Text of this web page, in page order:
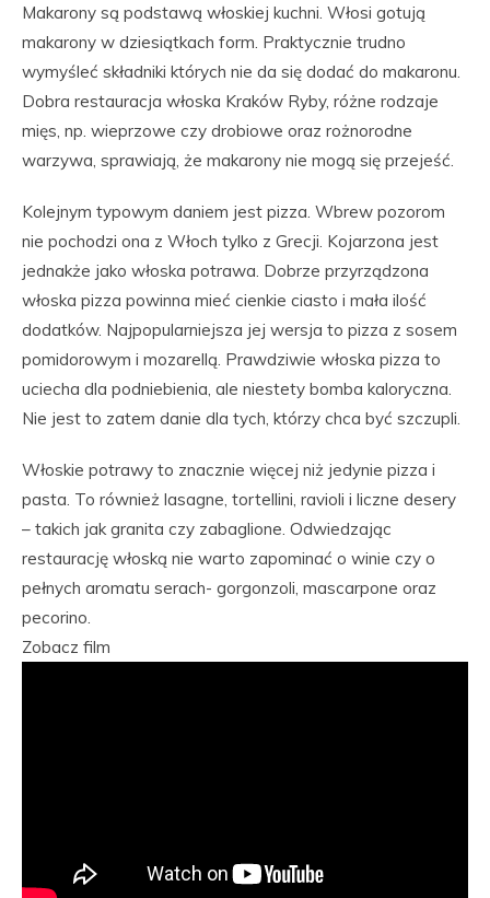
Makarony są podstawą włoskiej kuchni. Włosi gotują
makarony w dziesiątkach form. Praktycznie trudno
wymyśleć składniki których nie da się dodać do makaronu.
Dobra restauracja włoska Kraków Ryby, różne rodzaje
mięs, np. wieprzowe czy drobiowe oraz rożnorodne
warzywa, sprawiają, że makarony nie mogą się przejeść.
Kolejnym typowym daniem jest pizza. Wbrew pozorom
nie pochodzi ona z Włoch tylko z Grecji. Kojarzona jest
jednakże jako włoska potrawa. Dobrze przyrządzona
włoska pizza powinna mieć cienkie ciasto i mała ilość
dodatków. Najpopularniejsza jej wersja to pizza z sosem
pomidorowym i mozarellą. Prawdziwie włoska pizza to
uciecha dla podniebienia, ale niestety bomba kaloryczna.
Nie jest to zatem danie dla tych, którzy chca być szczupli.
Włoskie potrawy to znacznie więcej niż jedynie pizza i
pasta. To również lasagne, tortellini, ravioli i liczne desery
– takich jak granita czy zabaglione. Odwiedzając
restaurację włoską nie warto zapominać o winie czy o
pełnych aromatu serach- gorgonzoli, mascarpone oraz
pecorino.
Zobacz film